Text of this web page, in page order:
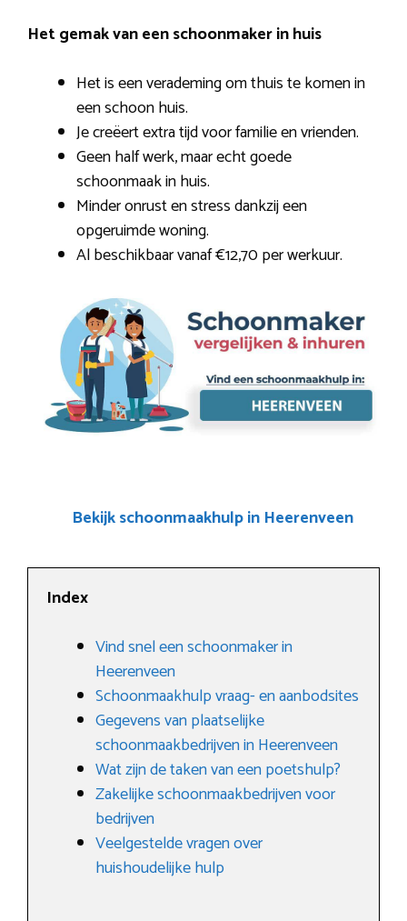
Het gemak van een schoonmaker in huis
Het is een verademing om thuis te komen in
een schoon huis.
Je creëert extra tijd voor familie en vrienden.
Geen half werk, maar echt goede
schoonmaak in huis.
Minder onrust en stress dankzij een
opgeruimde woning.
Al beschikbaar vanaf €12,70 per werkuur.
Bekijk schoonmaakhulp in Heerenveen
Index
Vind snel een schoonmaker in
Heerenveen
Schoonmaakhulp vraag- en aanbodsites
Gegevens van plaatselijke
schoonmaakbedrijven in Heerenveen
Wat zijn de taken van een poetshulp?
Zakelijke schoonmaakbedrijven voor
bedrijven
Veelgestelde vragen over
huishoudelijke hulp